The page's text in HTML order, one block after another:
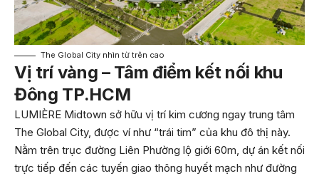
The Global City nhìn từ trên cao
Vị trí vàng – Tâm điểm kết nối khu
Đông TP.HCM
LUMIÈRE Midtown sở hữu vị trí kim cương ngay trung tâm
The Global City, được ví như “trái tim” của khu đô thị này.
Nằm trên trục đường Liên Phường lộ giới 60m, dự án kết nối
trực tiếp đến các tuyến giao thông huyết mạch như đường